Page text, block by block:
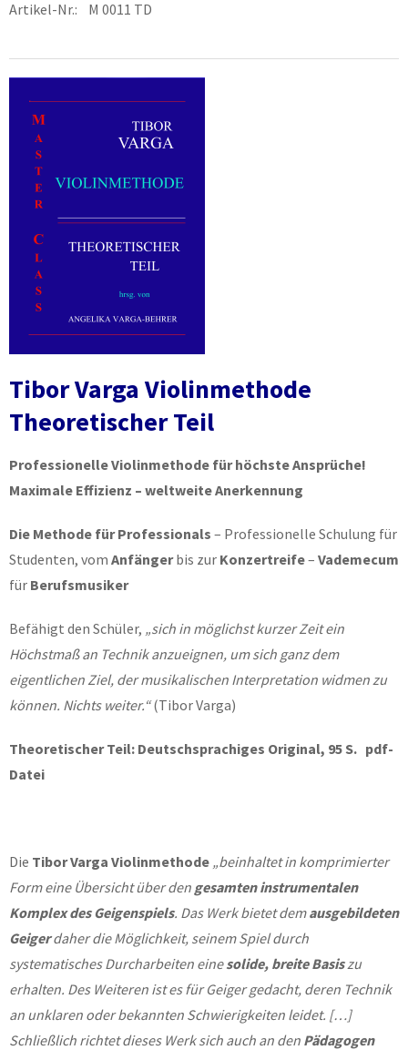
Artikel-Nr.: M 0011 TD
Tibor Varga Violinmethode
Theoretischer Teil
Professionelle Violinmethode für höchste Ansprüche!
Maximale Effizienz – weltweite Anerkennung
Die Methode für Professionals – Professionelle Schulung für
Studenten, vom Anfängerbis zur Konzertreife– Vademecum
für Berufsmusiker
Befähigt den Schüler, „sich in möglichst kurzer Zeit ein
Höchstmaß an Technik anzueignen, um sich ganz dem
eigentlichen Ziel, der musikalischen Interpretation widmen zu
können. Nichts weiter.“(Tibor Varga)
Theoretischer Teil: Deutschsprachiges Original, 95 S. pdf-
Datei
Die Tibor Varga Violinmethode „beinhaltet in komprimierter
Form eine Übersicht über den gesamten instrumentalen
Komplex des Geigenspiels. Das Werk bietet demausgebildeten
Geigerdaher die Möglichkeit, seinem Spiel durch
systematisches Durcharbeiten einesolide, breite Basiszu
erhalten. Des Weiteren ist es für Geiger gedacht, deren Technik
an unklaren oder bekannten Schwierigkeiten leidet. […]
Schließlich richtet dieses Werk sich auch an den Pädagogen